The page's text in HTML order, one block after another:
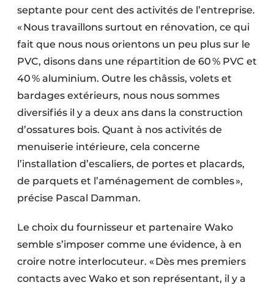
septante pour cent des activités de l’entreprise.
« Nous travaillons surtout en rénovation, ce qui
fait que nous nous orientons un peu plus sur le
PVC, disons dans une répartition de 60 % PVC et
40 % aluminium. Outre les châssis, volets et
bardages extérieurs, nous nous sommes
diversifiés il y a deux ans dans la construction
d’ossatures bois. Quant à nos activités de
menuiserie intérieure, cela concerne
l’installation d’escaliers, de portes et placards,
de parquets et l’aménagement de combles »,
précise Pascal Damman.
Le choix du fournisseur et partenaire Wako
semble s’imposer comme une évidence, à en
croire notre interlocuteur. « Dès mes premiers
contacts avec Wako et son représentant, il y a